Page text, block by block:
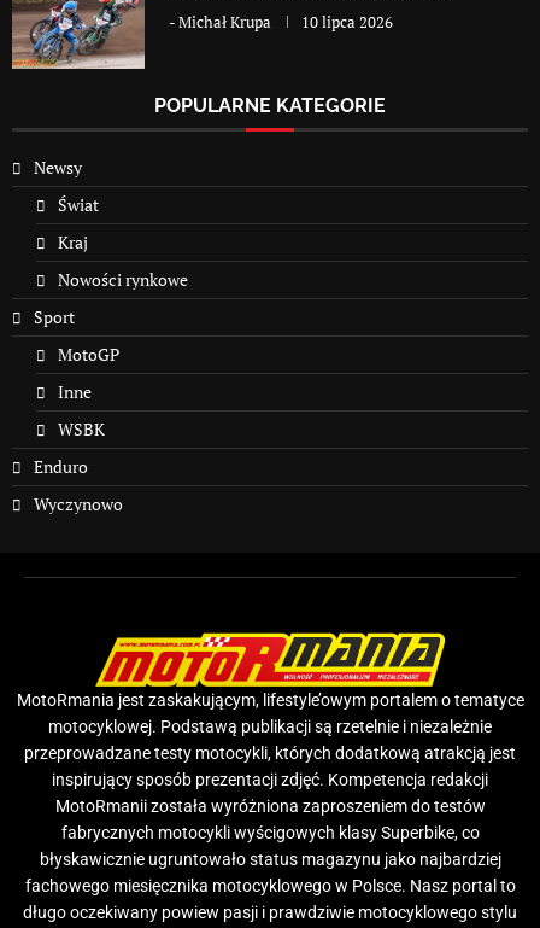
-Michał Krupa 10 lipca 2026
POPULARNE KATEGORIE
Newsy
Świat
Kraj
Nowości rynkowe
Sport
MotoGP
Inne
WSBK
Enduro
Wyczynowo
MotoRmania jest zaskakującym, lifestyle’owym portalem o tematyce
motocyklowej. Podstawą publikacji są rzetelnie i niezależnie
przeprowadzane testy motocykli, których dodatkową atrakcją jest
inspirujący sposób prezentacji zdjęć. Kompetencja redakcji
MotoRmanii została wyróżniona zaproszeniem do testów
fabrycznych motocykli wyścigowych klasy Superbike, co
błyskawicznie ugruntowało status magazynu jako najbardziej
fachowego miesięcznika motocyklowego w Polsce. Nasz portal to
długo oczekiwany powiew pasji i prawdziwie motocyklowego stylu